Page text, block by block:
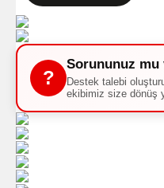
?
Sorununuz mu
Destek talebi
ekibimiz size dönüş